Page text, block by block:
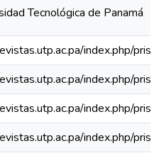
Tecnológica de Panamá
index.php/
index.php/
index.php/
index.php/